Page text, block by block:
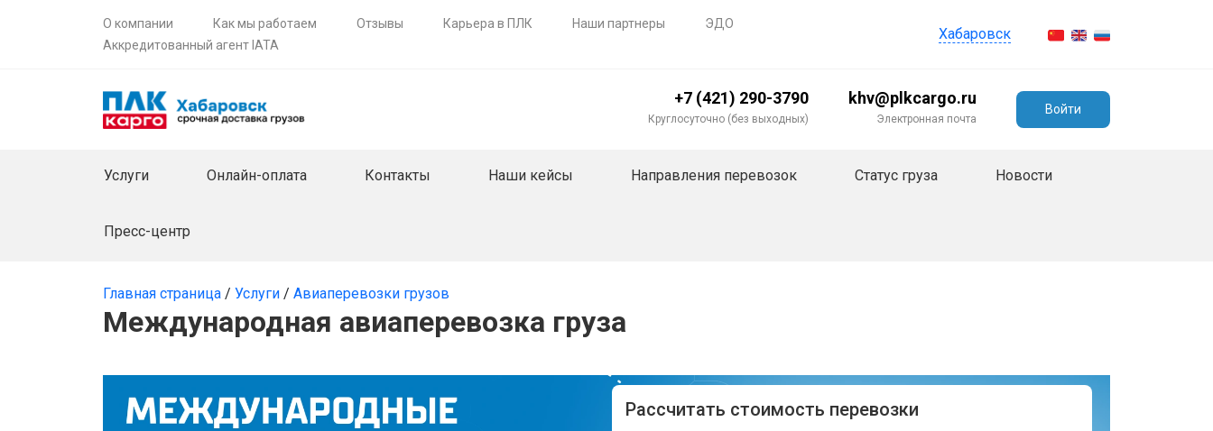
О компании Как мы работаем Отзывы Карьера в ПЛК Наши партнеры
ЭДО
Аккредитованный агент IATA
Хабаровск
+7 (421) 290-3790
Круглосуточно (без выходных)
khv@plkcargo.ru
Электронная почта
Войти
Услуги Онлайн-оплата Контакты Наши кейсы Направления перевозок Статус груза Новости
Пресс-центр
Главная страница / Услуги / Авиаперевозки грузов
Международная авиаперевозка груза
Рассчитать стоимость перевозки